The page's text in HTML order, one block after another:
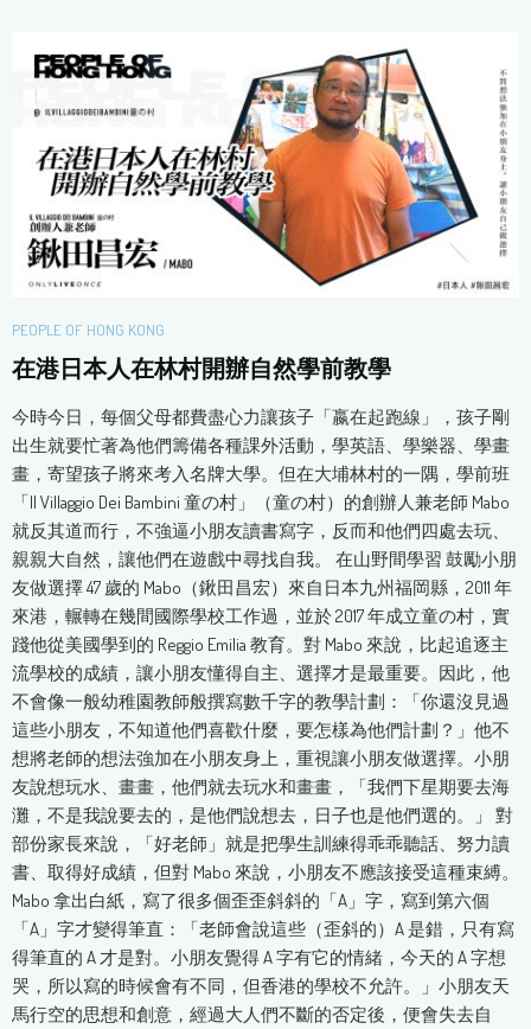
PEOPLE OF HONG KONG
在港日本人在林村開辦自然學前教學
今時今日，每個父母都費盡心力讓孩子「嬴在起跑線」，孩子剛
出生就要忙著為他們籌備各種課外活動，學英語、學樂器、學畫
畫，寄望孩子將來考入名牌大學。但在大埔林村的一隅，學前班
「Il Villaggio Dei Bambini 童の村」（童の村）的創辦人兼老師 Mabo
就反其道而行，不強逼小朋友讀書寫字，反而和他們四處去玩、
親親大自然，讓他們在遊戲中尋找自我。 在山野間學習 鼓勵小朋
友做選擇 47 歲的 Mabo（鍬田昌宏）來自日本九州福岡縣，2011 年
來港，輾轉在幾間國際學校工作過，並於 2017 年成立童の村，實
踐他從美國學到的 Reggio Emilia 教育。對 Mabo 來說，比起追逐主
流學校的成績，讓小朋友懂得自主、選擇才是最重要。因此，他
不會像一般幼稚園教師般撰寫數千字的教學計劃：「你還沒見過
這些小朋友，不知道他們喜歡什麼，要怎樣為他們計劃？」他不
想將老師的想法強加在小朋友身上，重視讓小朋友做選擇。小朋
友說想玩水、畫畫，他們就去玩水和畫畫，「我們下星期要去海
灘，不是我說要去的，是他們說想去，日子也是他們選的。」 對
部份家長來說，「好老師」就是把學生訓練得乖乖聽話、努力讀
書、取得好成績，但對 Mabo 來說，小朋友不應該接受這種束縛。
Mabo 拿出白紙，寫了很多個歪歪斜斜的「A」字，寫到第六個
「A」字才變得筆直：「老師會說這些（歪斜的）A 是錯，只有寫
得筆直的 A 才是對。小朋友覺得 A 字有它的情緒，今天的 A 字想
哭，所以寫的時候會有不同，但香港的學校不允許。」小朋友天
馬行空的思想和創意，經過大人們不斷的否定後，便會失去自